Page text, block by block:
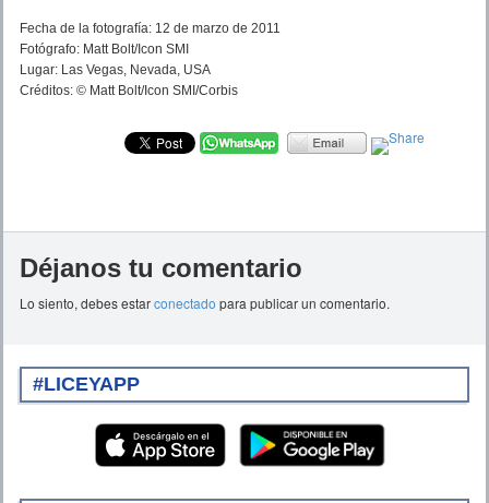
Fecha de la fotografía: 12 de marzo de 2011
Fotógrafo: Matt Bolt/Icon SMI
Lugar: Las Vegas, Nevada, USA
Créditos: © Matt Bolt/Icon SMI/Corbis
Déjanos tu comentario
Lo siento, debes estarconectado para publicar un comentario.
#LICEYAPP